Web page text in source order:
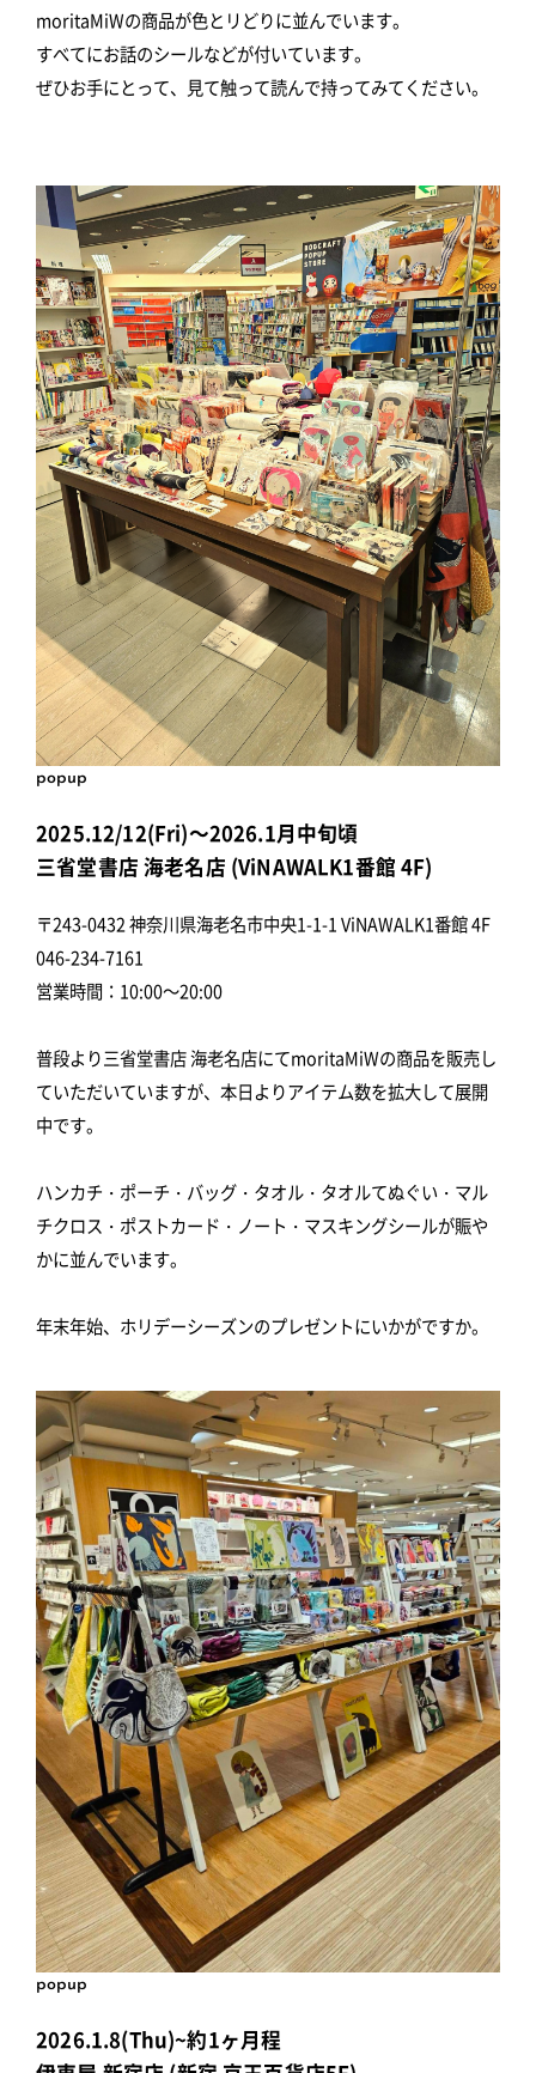
moritaMiWの商品が色とリどりに並んでいます。
すべてにお話のシールなどが付いています。
ぜひお手にとって、見て触って読んで持ってみてください。
popup
2025.12/12(Fri)～2026.1月中旬頃
三省堂書店 海老名店 (ViNAWALK1番館 4F)
〒243-0432 神奈川県海老名市中央1-1-1 ViNAWALK1番館 4F
046-234-7161
営業時間：10:00～20:00
普段より三省堂書店 海老名店にてmoritaMiWの商品を販売し
ていただいていますが、本日よりアイテム数を拡大して展開
中です。
ハンカチ・ポーチ・バッグ・タオル・タオルてぬぐい・マル
チクロス・ポストカード・ノート・マスキングシールが賑や
かに並んでいます。
年末年始、ホリデーシーズンのプレゼントにいかがですか。
popup
2026.1.8(Thu)~約1ヶ月程